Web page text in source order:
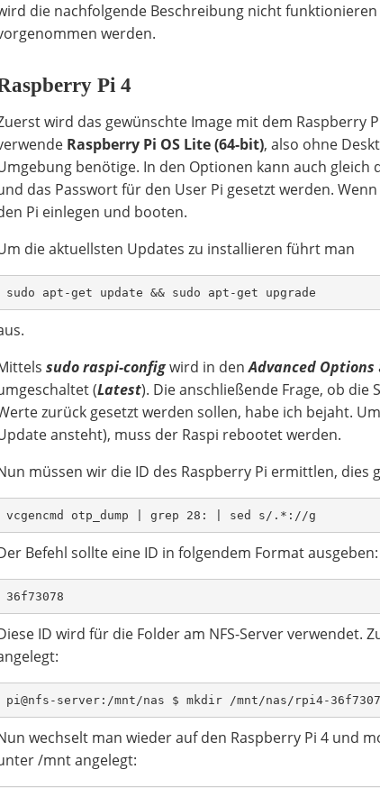
die nachfolgende Beschreibung nicht
werden.
Pi 4
wird das gewünschte Image mit dem Raspberry
Raspberry Pi OS Lite (64-bit), also ohne
benötige. In den Optionen kann auch
das Passwort für den User Pi gesetzt werden.
Pi einlegen und booten.
die aktuellsten Updates zu installieren führt man
sudo apt-get update && sudo apt-get upgrade
sudoraspi-configwird in denAdvanced Options
(Latest). Die anschließende Frage, ob
zurück gesetzt werden sollen, habe ich bejaht.
ansteht), muss der Raspi rebootet werden.
müssen wir die ID des Raspberry Pi ermittlen,
vcgencmd otp_dump | grep 28: | sed s/.*://g
Befehl sollte eine ID in folgendem Format ausgeben:
36f73078
ID wird für die Folder am NFS-Server verwendet.
pi@nfs-server:/mnt/nas $ mkdir /mnt/nas/rpi4-
wechselt man wieder auf den Raspberry Pi 4 und
/mnt angelegt: